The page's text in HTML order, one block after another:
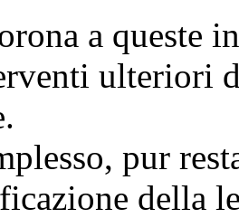
a queste
ulteriori
pur
della